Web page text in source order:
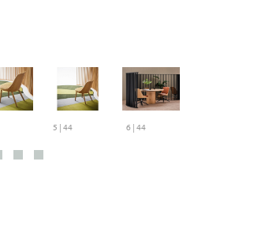
5 | 44 6 | 44